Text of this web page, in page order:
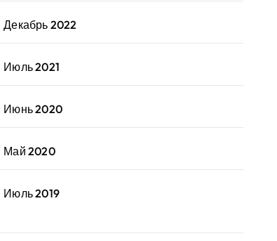
Декабрь 2022
Июль 2021
Июнь 2020
Май 2020
Июль 2019